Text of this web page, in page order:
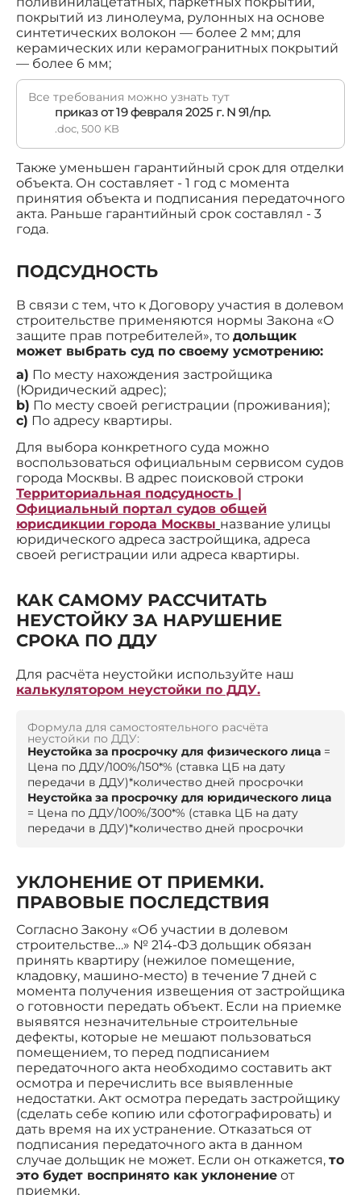
покрытий из линолеума, рулонных на основе
синтетических волокон — более 2 мм; для
керамических или керамогранитных покрытий
— более 6 мм;
Все требования можно узнать тут
приказ от 19 февраля 2025 г. N 91/пр.
.doc, 500 KB
Также уменьшен гарантийный срок для отделки
объекта. Он составляет - 1 год с момента
принятия объекта и подписания передаточного
акта. Раньше гарантийный срок составлял - 3
года.
ПОДСУДНОСТЬ
В связи с тем, что к Договору участия в долевом
строительстве применяются нормы Закона «О
защите прав потребителей», то дольщик
может выбрать суд по своему усмотрению:
a) По месту нахождения застройщика
(Юридический адрес);
b) По месту своей регистрации (проживания);
c) По адресу квартиры.
Для выбора конкретного суда можно
воспользоваться официальным сервисом судов
города Москвы. В адрес поисковой строки
Территориальная подсудность |
Официальный портал судов общей
юрисдикции города Москвы название улицы
юридического адреса застройщика, адреса
своей регистрации или адреса квартиры.
КАК САМОМУ РАССЧИТАТЬ
НЕУСТОЙКУ ЗА НАРУШЕНИЕ
СРОКА ПО ДДУ
Для расчёта неустойки используйте наш
калькулятором неустойки по ДДУ.
Формула для самостоятельного расчёта
неустойки по ДДУ:
Неустойка за просрочку для физического лица =
Цена по ДДУ/100%/150*% (ставка ЦБ на дату
передачи в ДДУ)*количество дней просрочки
Неустойка за просрочку для юридического лица
= Цена по ДДУ/100%/300*% (ставка ЦБ на дату
передачи в ДДУ)*количество дней просрочки
УКЛОНЕНИЕ ОТ ПРИЕМКИ.
ПРАВОВЫЕ ПОСЛЕДСТВИЯ
Согласно Закону «Об участии в долевом
строительстве…» № 214-ФЗ дольщик обязан
принять квартиру (нежилое помещение,
кладовку, машино-место) в течение 7 дней с
момента получения извещения от застройщика
о готовности передать объект. Если на приемке
выявятся незначительные строительные
дефекты, которые не мешают пользоваться
помещением, то перед подписанием
передаточного акта необходимо составить акт
осмотра и перечислить все выявленные
недостатки. Акт осмотра передать застройщику
(сделать себе копию или сфотографировать) и
дать время на их устранение. Отказаться от
подписания передаточного акта в данном
случае дольщик не может. Если он откажется, то
это будет воспринято как уклонение от
приемки.